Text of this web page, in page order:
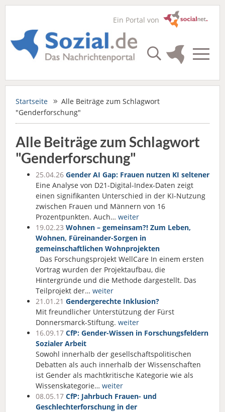
Ein Portal von
Startseite
Alle Beiträge zum Schlagwort
"Genderforschung"
Alle Beiträge zum Schlagwort
"Genderforschung"
25.04.26 Gender AI Gap: Frauen nutzen KI seltener
Eine Analyse von D21-Digital-Index-Daten zeigt
einen signifikanten Unterschied in der KI-Nutzung
zwischen Frauen und Männern von 16
Prozentpunkten. Auch… weiter
19.02.23 Wohnen – gemeinsam?! Zum Leben,
Wohnen, Füreinander-Sorgen in
gemeinschaftlichen Wohnprojekten
Das Forschungsprojekt WellCare In einem ersten
Vortrag wurden der Projektaufbau, die
Hintergründe und die Methode dargestellt. Das
Teilprojekt der… weiter
21.01.21 Gendergerechte Inklusion?
Mit freundlicher Unterstützung der Fürst
Donnersmarck-Stiftung. weiter
16.09.17 CfP: Gender-Wissen in Forschungsfeldern
Sozialer Arbeit
Sowohl innerhalb der gesellschaftspolitischen
Debatten als auch innerhalb der Wissenschaften
ist Gender als machtkritische Kategorie wie als
Wissenskategorie… weiter
08.05.17 CfP: Jahrbuch Frauen- und
Geschlechterforschung in der